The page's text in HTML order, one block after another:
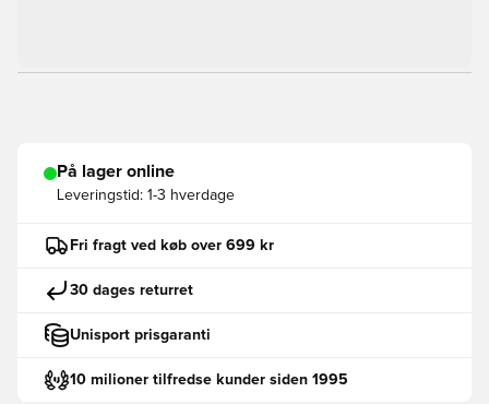
På lager online
Leveringstid: 1-3 hverdage
Fri fragt ved køb over 699 kr
30 dages returret
Unisport prisgaranti
10 milioner tilfredse kunder siden 1995